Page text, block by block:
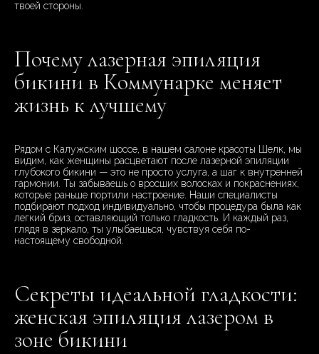
твоей стороны.
Почему лазерная эпиляция
бикини в Коммунарке меняет
жизнь к лучшему
Рядом с Калужским шоссе, в нашем салоне красоты Шелк, мы
видим, как женщины расцветают после лазерной эпиляции
глубокого бикини — это не просто услуга, а шаг к внутренней
гармонии. Ты забываешь о вросших волосках и покраснениях,
которые раньше портили настроение. Наши специалисты
подбирают подход индивидуально, чтобы процедура была как
легкий бриз, оставляющий только гладкость. И каждый раз,
глядя в зеркало, ты улыбаешься, чувствуя себя по-
настоящему свободной.
Секреты идеальной гладкости:
женская эпиляция лазером в
зоне бикини